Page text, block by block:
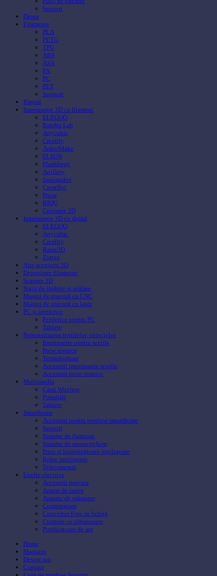
Senzori
Drone
Filamente
PLA
PETG
TPU
ABS
ASA
PA
PC
PET
Support
Rășină
Imprimante 3D cu filament
ELEGOO
Bambu Lab
Anycubic
Creality
AnkerMake
FLSUN
Flashforge
Artillery
Snapmaker
CreatBot
Prusa
BIQU
Creioane 3D
Imprimante 3D cu rășină
ELEGOO
Anycubic
Creality
Raise3D
Zortax
Alte accesorii 3D
Depozitare filamente
Scanere 3D
Stații de întărire și spălare
Mașini de gravură cu CNC
Mașini de gravură cu laser
PC și periferice
Periferice pentru PC
Tablete
Personalizarea textilelor, obiectelor
Imprimante pentru textile
Prese termice
Termoformare
Accesorii imprimante textile
Accesorii prese termice
Multimedia
Căsti Wireless
Portabile
Tablete
Smarthome
Accesorii pentru produse smarthome
Senzori
Sisteme de iluminat
Sisteme de supraveghere
Prize și întrerupătoare inteligente
Relee inteligente
Telecomenzi
Unelte electrice
Accesorii gravura
Aparat de taiere
Aparate de măsurare
Compresoare
Convertor Foto în Schiță
Curatare cu ultrasunete
Purificatoare de aer
Home
Magazin
Despre noi
Contact